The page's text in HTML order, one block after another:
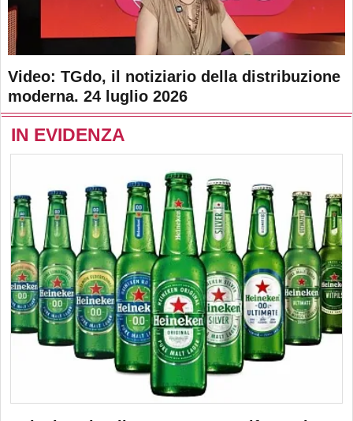
Video: TGdo, il notiziario della distribuzione
moderna. 24 luglio 2026
IN EVIDENZA